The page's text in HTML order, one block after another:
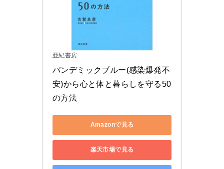
亜紀書房
パンデミックブルー(感染爆発不
安)から心と体と暮らしを守る50
の方法
Amazonで見る
楽天市場で見る